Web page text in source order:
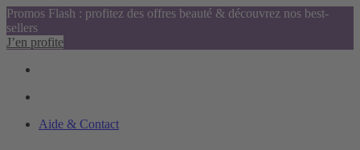
Promos Flash : profitez des offres beauté & découvrez nos best-
sellers
J’en profite
Aide & Contact